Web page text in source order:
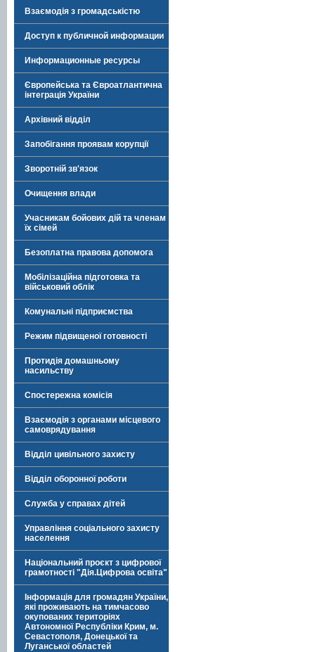
Взаємодія з громадськістю
Доступ к публичной информации
Информационные ресурсы
Європейська та Євроатлантична
інтеграція України
Архівний відділ
Запобігання проявам корупції
Зворотній зв'язок
Очищення влади
Учасникам бойових дій та членам
їх сімей
Безоплатна правова допомога
Мобілізаційна підготовка та
військовий облік
Комунальні підприємства
Режим підвищеної готовності
Протидія домашньому
насильству
Спостережна комісія
Взаємодія з органами місцевого
самоврядування
Відділ цивільного захисту
Відділ оборонної роботи
Служба у справах дітей
Управління соціального захисту
населення
Національний проєкт з цифрової
грамотності "Дія.Цифрова освіта"
Інформація для громадян України,
які проживають на тимчасово
окупованих територіях
Автономної Республіки Крим, м.
Севастополя, Донецької та
Луганської областей